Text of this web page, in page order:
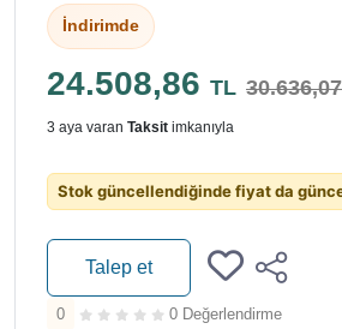
İndirimde
24.508,86 TL
3 aya varan Taksit imkanıyla
Stok güncellendiğinde fiyat da
Talep et
0 0 Değerlendirme